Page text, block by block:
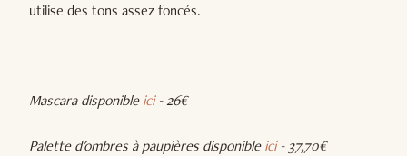
utilise des tons assez foncés.
Mascara disponibleici- 26€
Palette d'ombres à paupières disponibleici- 37,70€